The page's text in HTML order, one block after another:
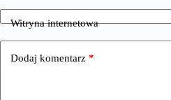
Witryna internetowa
Dodaj komentarz *